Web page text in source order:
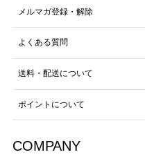
メルマガ登録・解除
よくある質問
送料・配送について
ポイントについて
COMPANY